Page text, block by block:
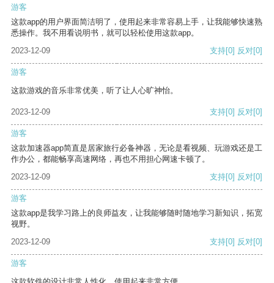
游客
这款app的用户界面简洁明了，使用起来非常容易上手，让我能够快速熟
悉操作。我不用看说明书，就可以轻松使用这款app。
2023-12-09
支持[0] 反对[0]
游客
这款游戏的音乐非常优美，听了让人心旷神怡。
2023-12-09 支持[0] 反对[0]
游客
这款加速器app简直是居家旅行必备神器，无论是看视频、玩游戏还是工
作办公，都能畅享高速网络，再也不用担心网速卡顿了。
2023-12-09
支持[0] 反对[0]
游客
这款app是我学习路上的良师益友，让我能够随时随地学习新知识，拓宽
视野。
2023-12-09
支持[0] 反对[0]
游客